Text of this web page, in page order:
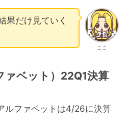
ここ
果だけ見ていく
ァベット）22Q1決算
ルファベットは4/26に決算